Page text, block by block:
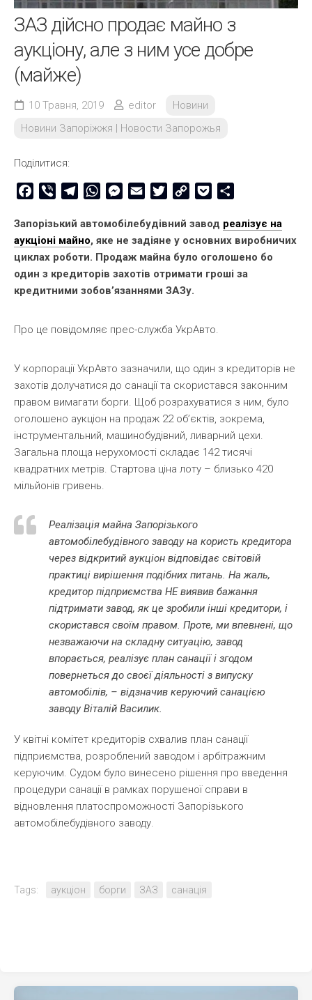
ЗАЗ дійсно продає майно з
аукціону, але з ним усе добре
(майже)
10 Травня, 2019 editor
Новини
Новини Запоріжжя | Новости Запорожья
Поділитися:
Facebook
Viber TelegramWhatsAppMessenger
Email TwitterCopy
Pocket
Запорізький автомобілебудівний завод реалізує на
аукціоні майно, яке не задіяне у основних виробничих
циклах роботи. Продаж майна було оголошено бо
один з кредиторів захотів отримати гроші за
кредитними зобов’язаннями ЗАЗу.
Про це повідомляє прес-служба УкрАвто.
У корпорації УкрАвто зазначили, що один з кредиторів не
захотів долучатися до санації та скористався законним
правом вимагати борги. Щоб розрахуватися з ним, було
оголошено аукціон на продаж 22 об’єктів, зокрема,
інструментальний, машинобудівний, ливарний цехи.
Загальна площа нерухомості складає 142 тисячі
квадратних метрів. Стартова ціна лоту – близько 420
мільйонів гривень.
Реалізація майна Запорізького
автомобілебудівного заводу на користь кредитора
через відкритий аукціон відповідає світовій
практиці вирішення подібних питань. На жаль,
кредитор підприємства НЕ виявив бажання
підтримати завод, як це зробили інші кредитори, і
скористався своїм правом. Проте, ми впевнені, що
незважаючи на складну ситуацію, завод
впорається, реалізує план санації і згодом
повернеться до своєї діяльності з випуску
автомобілів, – відзначив керуючий санацією
заводу Віталій Василик.
У квітні комітет кредиторів схвалив план санації
підприємства, розроблений заводом і арбітражним
керуючим. Судом було винесено рішення про введення
процедури санації в рамках порушеної справи в
відновлення платоспроможності Запорізького
автомобілебудівного заводу.
Tags: аукціон борги ЗАЗ санація